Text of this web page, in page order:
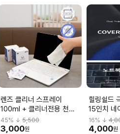
렌즈 클리너 스프레이
100ml + 클리너전용 천
PMQS040037
45% ↓5,500
3,000원
힐링쉴드
15인치
16% ↓
4,000원